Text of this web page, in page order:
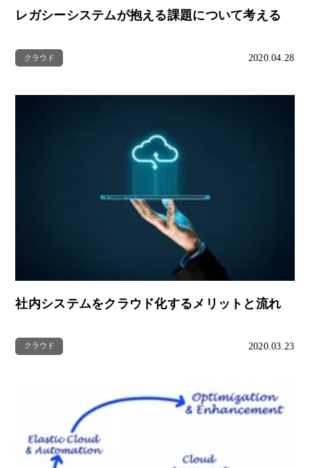
レガシーシステムが抱える課題について考える
クラウド 2020.04.28
社内システムをクラウド化するメリットと流れ
クラウド 2020.03.23